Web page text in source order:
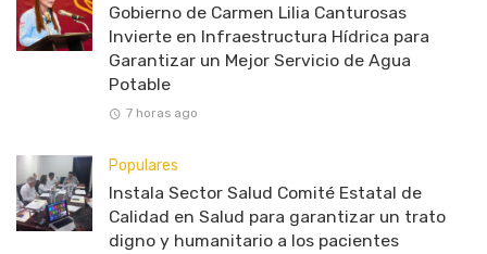
Gobierno de Carmen Lilia Canturosas
Invierte en Infraestructura Hídrica para
Garantizar un Mejor Servicio de Agua
Potable
7 horas ago
Populares
Instala Sector Salud Comité Estatal de
Calidad en Salud para garantizar un trato
digno y humanitario a los pacientes